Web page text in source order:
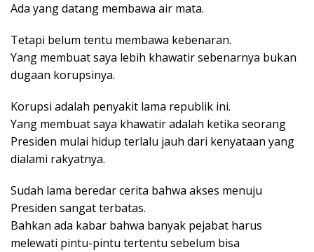
Ada yang datang membawa air mata.
Tetapi belum tentu membawa kebenaran.
Yang membuat saya lebih khawatir sebenarnya bukan
dugaan korupsinya.
Korupsi adalah penyakit lama republik ini.
Yang membuat saya khawatir adalah ketika seorang
Presiden mulai hidup terlalu jauh dari kenyataan yang
dialami rakyatnya.
Sudah lama beredar cerita bahwa akses menuju
Presiden sangat terbatas.
Bahkan ada kabar bahwa banyak pejabat harus
melewati pintu-pintu tertentu sebelum bisa